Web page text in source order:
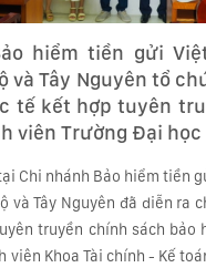
hiểm tiền gửi
và Tây Nguyên tổ
tế kết hợp tuyên
viên Trường Đại
Chi nhánh Bảo hiểm tiền
và Tây Nguyên đã diễn ra
truyền chính sách bảo
viên Khoa Tài chính - Kế